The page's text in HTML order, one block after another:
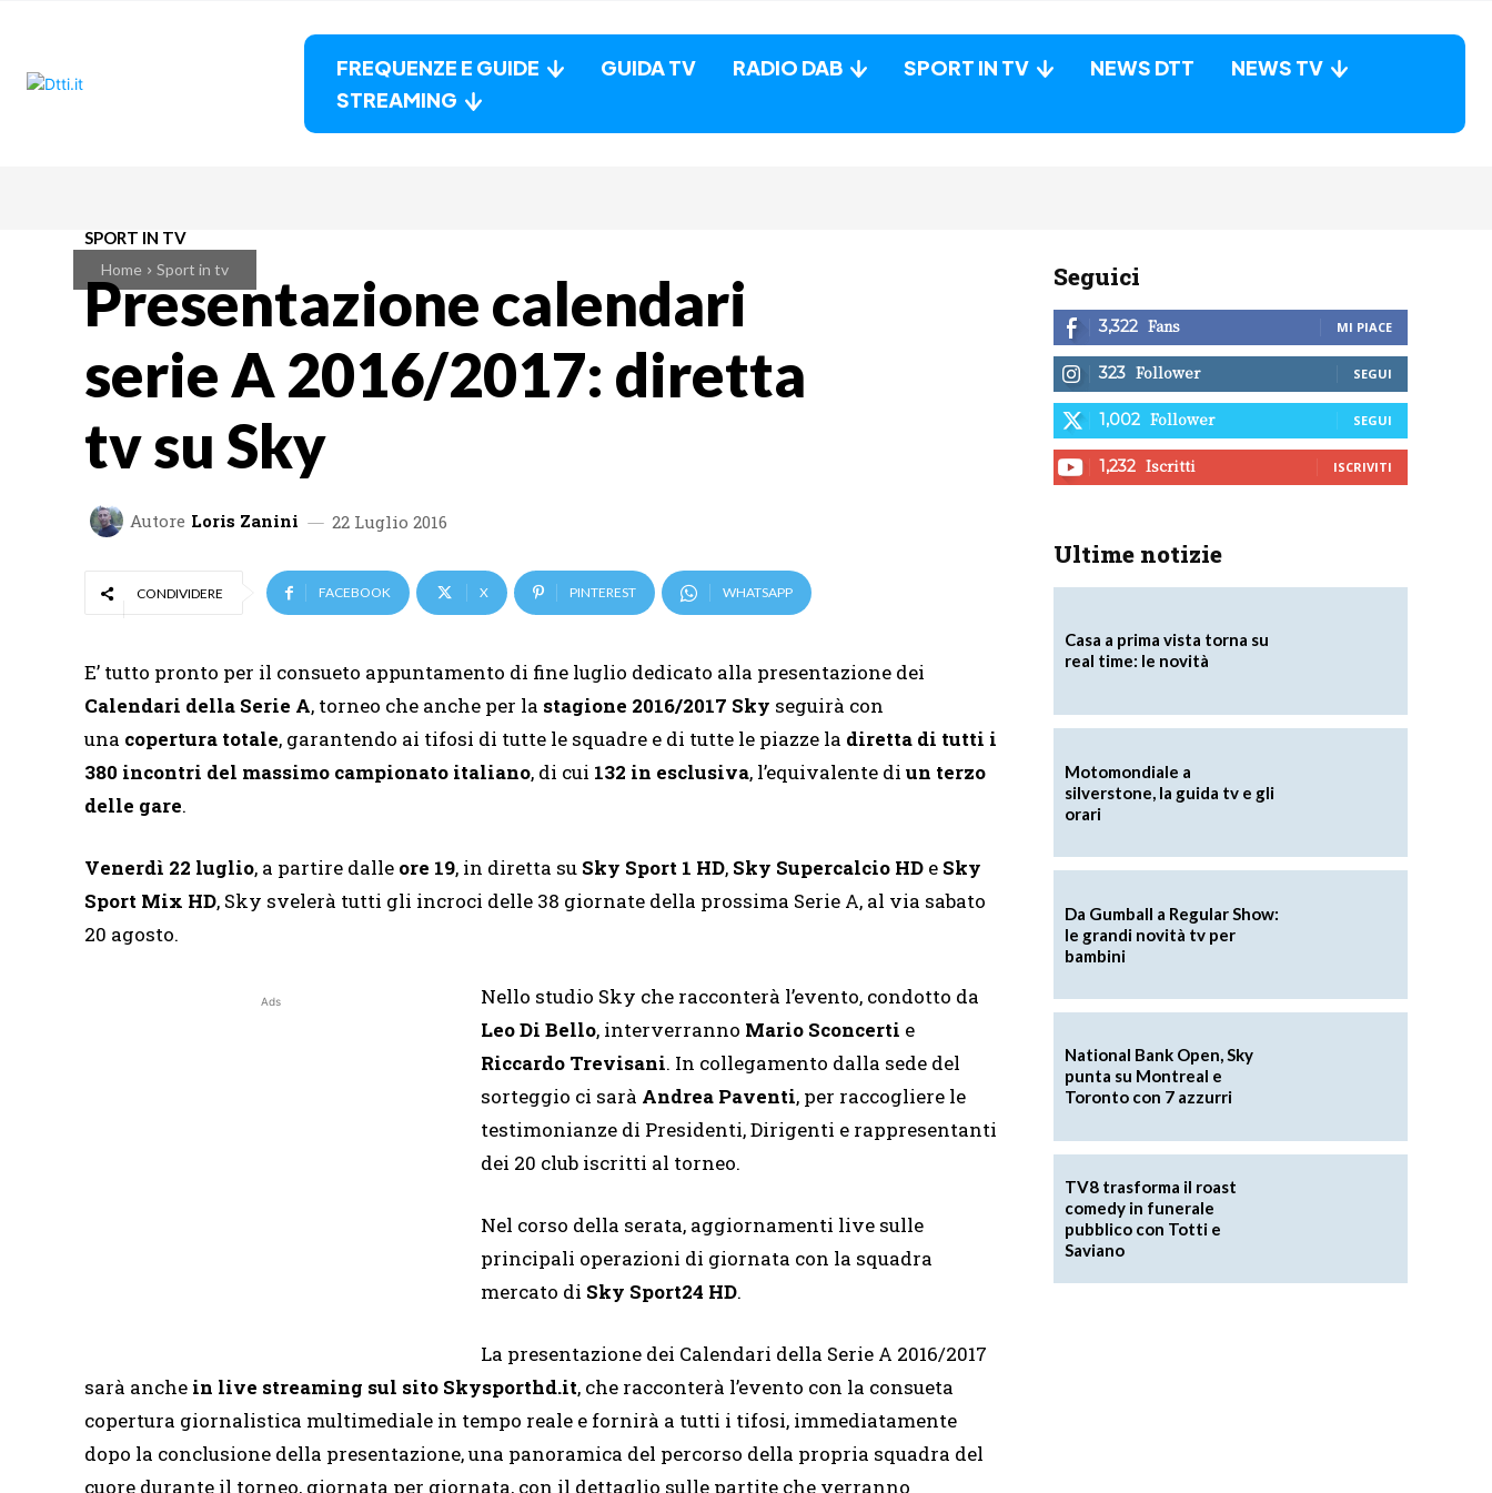
FREQUENZE E GUIDE GUIDA TV RADIO DAB SPORT IN TV NEWS DTT
NEWS TV
STREAMING
Home Sport in tv
SPORT IN TV
Presentazione calendari
serie A 2016/2017: diretta
tv su Sky
Autore Loris Zanini 22 Luglio 2016
CONDIVIDERE FACEBOOK X PINTEREST WHATSAPP
E’ tutto pronto per il consueto appuntamento di fine luglio dedicato alla presentazione dei
Calendari della Serie A, torneo che anche per la stagione 2016/2017 Sky seguirà con
una copertura totale, garantendo ai tifosi di tutte le squadre e di tutte le piazze la diretta di tutti i
380 incontri del massimo campionato italiano, di cui 132 in esclusiva, l’equivalente di un terzo
delle gare.
Venerdì 22 luglio, a partire dalle ore 19, in diretta su Sky Sport 1 HD, Sky Supercalcio HD e Sky
Sport Mix HD, Sky svelerà tutti gli incroci delle 38 giornate della prossima Serie A, al via sabato
20 agosto.
Ads
Nello studio Sky che racconterà l’evento, condotto da
Leo Di Bello, interverranno Mario Sconcerti e
Riccardo Trevisani. In collegamento dalla sede del
sorteggio ci sarà Andrea Paventi, per raccogliere le
testimonianze di Presidenti, Dirigenti e rappresentanti
dei 20 club iscritti al torneo.
Nel corso della serata, aggiornamenti live sulle
principali operazioni di giornata con la squadra
mercato di Sky Sport24 HD.
La presentazione dei Calendari della Serie A 2016/2017
sarà anche in live streaming sul sito Skysporthd.it, che racconterà l’evento con la consueta
copertura giornalistica multimediale in tempo reale e fornirà a tutti i tifosi, immediatamente
dopo la conclusione della presentazione, una panoramica del percorso della propria squadra del
cuore durante il torneo, giornata per giornata, con il dettaglio sulle partite che verranno
Seguici
3,322 Fans MI PIACE
323 Follower SEGUI
1,002 Follower SEGUI
1,232 Iscritti ISCRIVITI
Ultime notizie
Casa a prima vista torna su
real time: le novità
Motomondiale a
silverstone, la guida tv e gli
orari
Da Gumball a Regular Show:
le grandi novità tv per
bambini
National Bank Open, Sky
punta su Montreal e
Toronto con 7 azzurri
TV8 trasforma il roast
comedy in funerale
pubblico con Totti e
Saviano